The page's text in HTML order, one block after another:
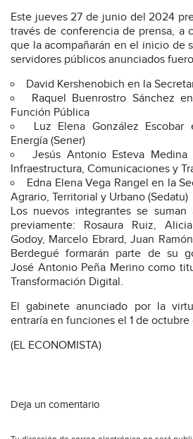
Este jueves 27 de junio del 2024
través de conferencia de prensa, a
que la acompañarán en el inicio de
servidores públicos anunciados
David Kershenobich en la
Raquel Buenrostro Sánchez
Función Pública
Luz Elena González
Energía (Sener)
Jesús Antonio Esteva
Infraestructura, Comunicaciones y
Edna Elena Vega Rangel en la
Agrario, Territorial y Urbano (Sedatu)
Los nuevos integrantes se
previamente: Rosaura Ruiz,
Godoy, Marcelo Ebrard, Juan
Berdegué formarán parte de su
José Antonio Peña Merino como
Transformación Digital.
El gabinete anunciado por la
entraría en funciones el 1 de
(EL ECONOMISTA)
Deja un comentario